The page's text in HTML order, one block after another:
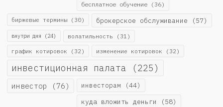
бесплатное обучение (36)
биржевые термины (30) брокерское обслуживание (57)
внутри дня (24) волатильность (31)
график котировок (32) изменение котировок (32)
инвестиционная палата (225)
инвестор (76) инвесторам (44)
куда вложить деньги (58)